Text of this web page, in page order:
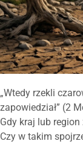
„Wtedy rzekli
zapowiedział” (2
Gdy kraj lub
Czy w takim